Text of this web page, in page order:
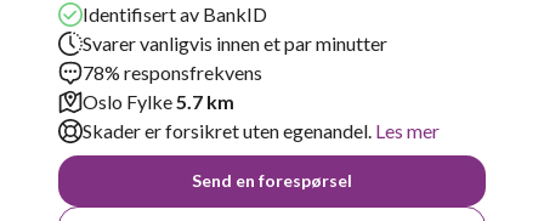
Identifisert av BankID
Svarer vanligvis innen et par minutter
78% responsfrekvens
Oslo Fylke5.7 km
Skader er forsikret uten egenandel. Les mer
Send en forespørsel